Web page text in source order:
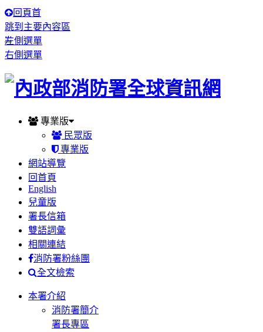
回頁首
跳到主要內容區
:::
左側選單
右側選單
專業版
民眾版
專業版
網站導覽
回首頁
English
兒童版
署長信箱
雙語詞彙
相關連結
消防署粉絲團
全文檢索
本署介紹
消防署簡介
署長專區